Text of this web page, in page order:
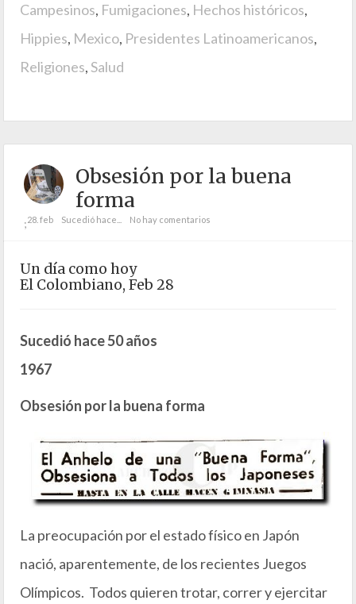
Campesinos, Fumigaciones, Hechos históricos,
Hippies, Mexico, Presidentes Latinoamericanos,
Religiones,Salud
Obsesión por la buena
forma
;28. feb Sucedió hace... No hay comentarios
Un día como hoy
El Colombiano, Feb 28
Sucedió hace 50 años
1967
Obsesión por la buena forma
La preocupación por el estado físico en Japón
nació, aparentemente, de los recientes Juegos
Olímpicos. Todos quieren trotar, correr y ejercitar